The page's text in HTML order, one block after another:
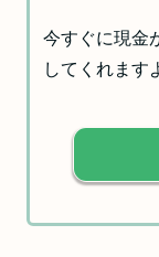
今すぐに現金
してくれます